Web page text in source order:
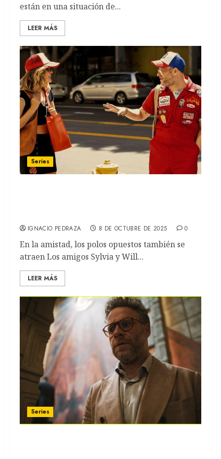
están en una situación de...
LEER MÁS
Series
IGNACIO PEDRAZA 8 DE OCTUBRE DE 2025 0
En la amistad, los polos opuestos también se
atraen Los amigos Sylvia y Will...
LEER MÁS
Series